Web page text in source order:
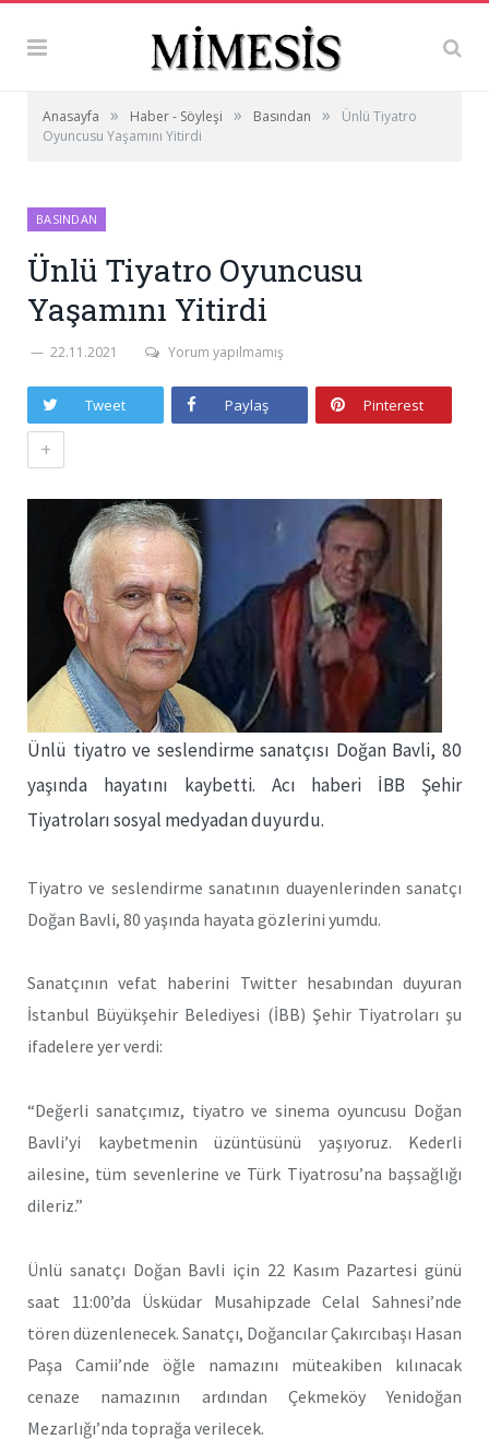
Anasayfa » Haber - Söyleşi » Basından »
Ünlü Tiyatro
Oyuncusu Yaşamını Yitirdi
BASINDAN
Ünlü Tiyatro Oyuncusu
Yaşamını Yitirdi
22.11.2021 Yorum yapılmamış
Tweet Paylaş Pinterest
+
Ünlü tiyatro ve seslendirme sanatçısı Doğan Bavli, 80
yaşında hayatını kaybetti. Acı haberi İBB Şehir
Tiyatroları sosyal medyadan duyurdu.
Tiyatro ve seslendirme sanatının duayenlerinden sanatçı
Doğan Bavli, 80 yaşında hayata gözlerini yumdu.
Sanatçının vefat haberini Twitter hesabından duyuran
İstanbul Büyükşehir Belediyesi (İBB) Şehir Tiyatroları şu
ifadelere yer verdi:
“Değerli sanatçımız, tiyatro ve sinema oyuncusu Doğan
Bavli’yi kaybetmenin üzüntüsünü yaşıyoruz. Kederli
ailesine, tüm sevenlerine ve Türk Tiyatrosu’na başsağlığı
dileriz.”
Ünlü sanatçı Doğan Bavli için 22 Kasım Pazartesi günü
saat 11:00’da Üsküdar Musahipzade Celal Sahnesi’nde
tören düzenlenecek. Sanatçı, Doğancılar Çakırcıbaşı Hasan
Paşa Camii’nde öğle namazını müteakiben kılınacak
cenaze namazının ardından Çekmeköy Yenidoğan
Mezarlığı’nda toprağa verilecek.